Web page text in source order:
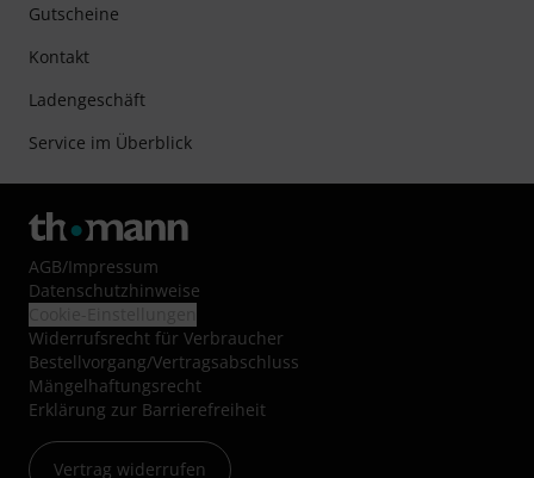
Gutscheine
Kontakt
Ladengeschäft
Service im Überblick
AGB/Impressum
Datenschutzhinweise
Widerrufsrecht für Verbraucher
Bestellvorgang/Vertragsabschluss
Mängelhaftungsrecht
Erklärung zur Barrierefreiheit
Vertrag widerrufen